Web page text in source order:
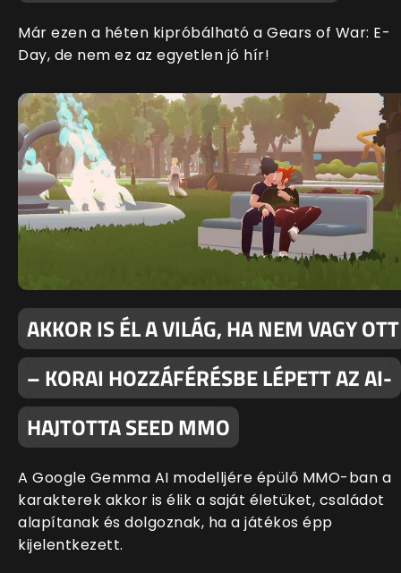
Már ezen a héten kipróbálható a Gears of War: E-
Day, de nem ez az egyetlen jó hír!
AKKOR IS ÉL A VILÁG, HA NEM VAGY OTT
– KORAI HOZZÁFÉRÉSBE LÉPETT AZ AI-
HAJTOTTA SEED MMO
A Google Gemma AI modelljére épülő MMO-ban a
karakterek akkor is élik a saját életüket, családot
alapítanak és dolgoznak, ha a játékos épp
kijelentkezett.